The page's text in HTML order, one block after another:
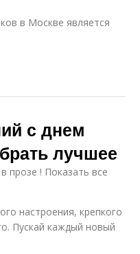
в Москве является
с днем
лучшее
прозе ! Показать все
настроения, крепкого
Пускай каждый новый